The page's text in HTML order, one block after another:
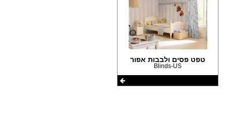
טפט פסים ולבבות אפור
Blinds-US
הצהרת נגישות